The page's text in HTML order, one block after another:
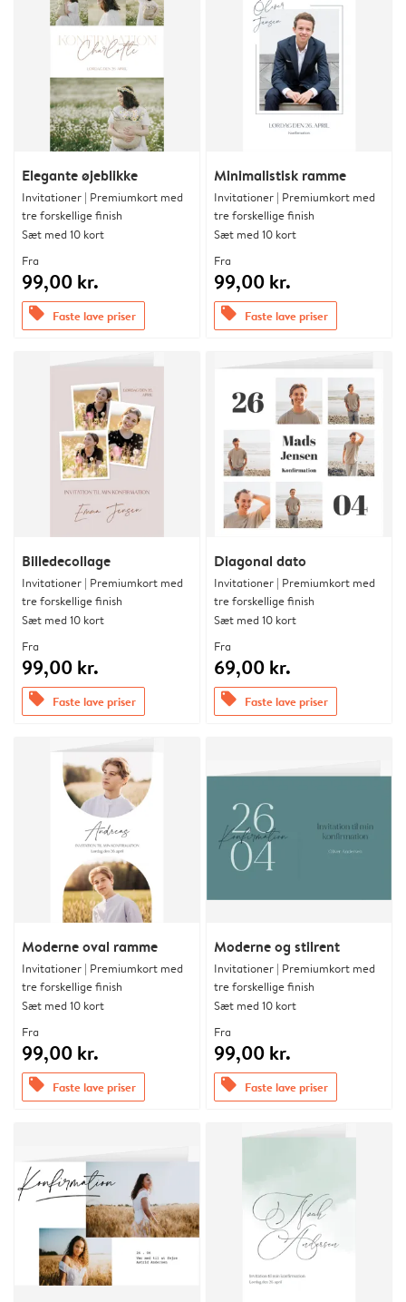
Elegante øjeblikke
Invitationer | Premiumkort med
tre forskellige finish
Sæt med 10 kort
Fra
99,00 kr.
offers Faste lave priser
Minimalistisk ramme
Invitationer | Premiumkort med
tre forskellige finish
Sæt med 10 kort
Fra
99,00 kr.
offers Faste lave priser
Billedecollage
Invitationer | Premiumkort med
tre forskellige finish
Sæt med 10 kort
Fra
99,00 kr.
offers Faste lave priser
Diagonal dato
Invitationer | Premiumkort med
tre forskellige finish
Sæt med 10 kort
Fra
69,00 kr.
offers Faste lave priser
Moderne oval ramme
Invitationer | Premiumkort med
tre forskellige finish
Sæt med 10 kort
Fra
99,00 kr.
offers Faste lave priser
Moderne og stilrent
Invitationer | Premiumkort med
tre forskellige finish
Sæt med 10 kort
Fra
99,00 kr.
offers Faste lave priser